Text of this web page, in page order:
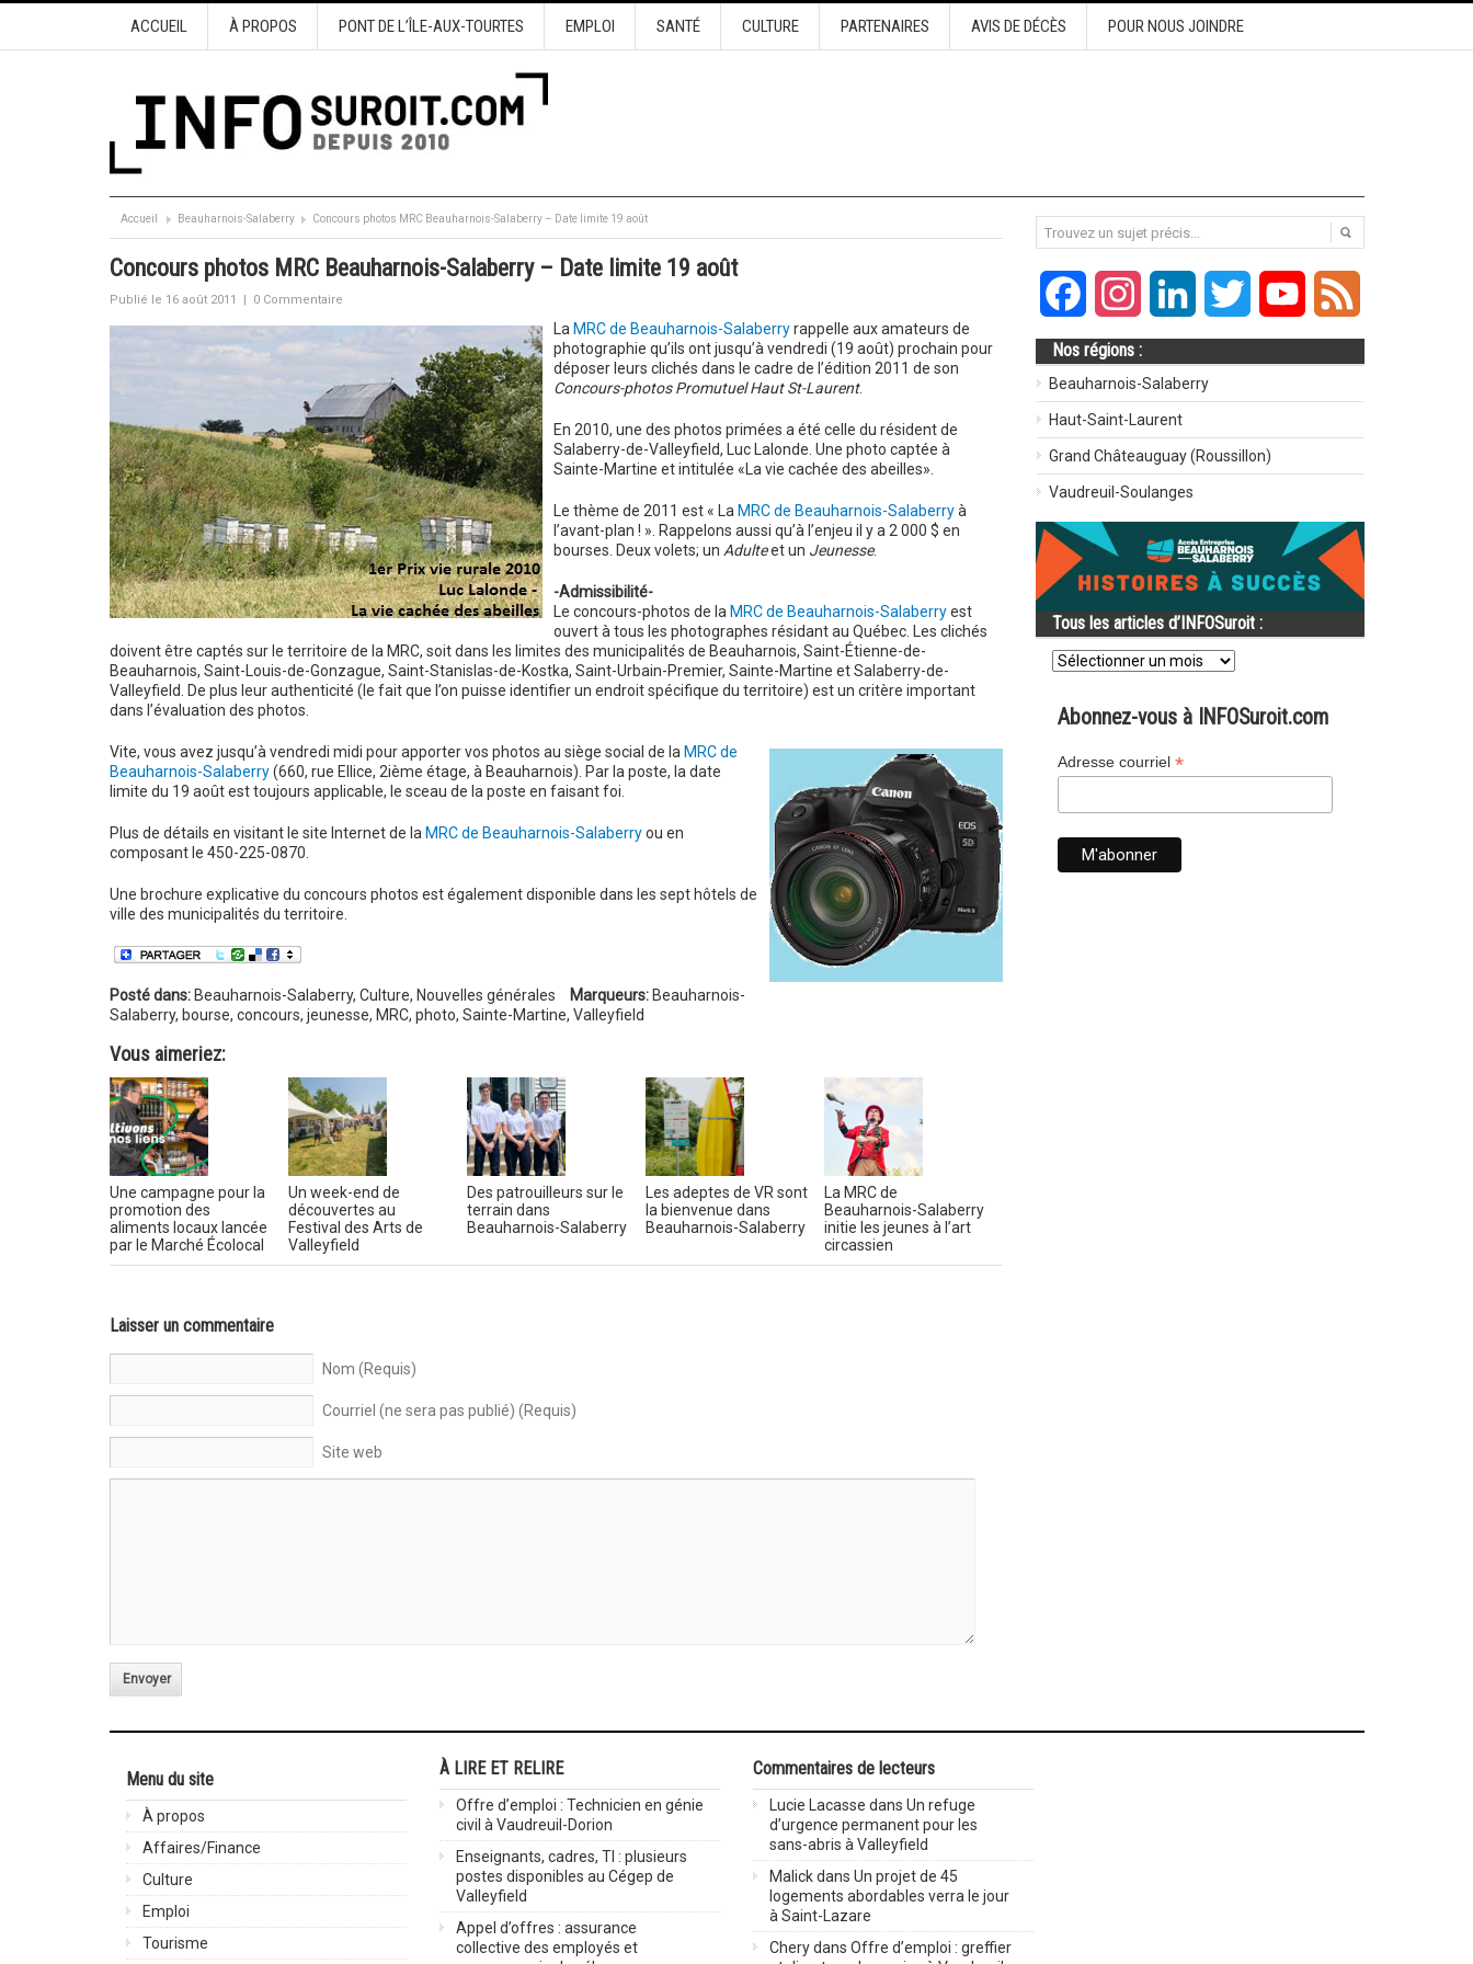
ACCUEIL À PROPOS PONT DE L’ÎLE-AUX-TOURTES EMPLOI SANTÉ CULTURE PARTENAIRES AVIS DE DÉCÈS POUR NOUS JOINDRE
Accueil Beauharnois-Salaberry Concours photos MRC Beauharnois-Salaberry – Date limite 19 août
Concours photos MRC Beauharnois-Salaberry – Date limite 19 août
Publié le 16 août 2011 | 0 Commentaire
La MRC de Beauharnois-Salaberryrappelle aux amateurs de
photographie qu’ils ont jusqu’à vendredi (19 août) prochain pour
déposer leurs clichés dans le cadre de l’édition 2011 de son
Concours-photos Promutuel Haut St-Laurent.
En 2010, une des photos primées a été celle du résident de
Salaberry-de-Valleyfield, Luc Lalonde. Une photo captée à
Sainte-Martine et intitulée «La vie cachée des abeilles».
Le thème de 2011 est « La MRC de Beauharnois-Salaberryà
l’avant-plan ! ». Rappelons aussi qu’à l’enjeu il y a 2 000 $ en
bourses. Deux volets; un Adulteet un Jeunesse.
-Admissibilité-
Le concours-photos de la MRC de Beauharnois-Salaberryest
ouvert à tous les photographes résidant au Québec. Les clichés
doivent être captés sur le territoire de la MRC, soit dans les limites des municipalités de Beauharnois, Saint-Étienne-de-
Beauharnois, Saint-Louis-de-Gonzague, Saint-Stanislas-de-Kostka, Saint-Urbain-Premier, Sainte-Martine et Salaberry-de-
Valleyfield. De plus leur authenticité (le fait que l’on puisse identifier un endroit spécifique du territoire) est un critère important
dans l’évaluation des photos.
Vite, vous avez jusqu’à vendredi midi pour apporter vos photos au siège social de la MRC de
Beauharnois-Salaberry(660, rue Ellice, 2ième étage, à Beauharnois). Par la poste, la date
limite du 19 août est toujours applicable, le sceau de la poste en faisant foi.
Plus de détails en visitant le site Internet de la MRC de Beauharnois-Salaberryou en
composant le 450-225-0870.
Une brochure explicative du concours photos est également disponible dans les sept hôtels de
ville des municipalités du territoire.
Posté dans: Beauharnois-Salaberry, Culture, Nouvelles générales Marqueurs: Beauharnois-
Salaberry, bourse, concours, jeunesse, MRC, photo, Sainte-Martine, Valleyfield
Vous aimeriez:
Une campagne pour la
promotion des
aliments locaux lancée
par le Marché Écolocal
Un week-end de
découvertes au
Festival des Arts de
Valleyfield
Des patrouilleurs sur le
terrain dans
Beauharnois-Salaberry
Les adeptes de VR sont
la bienvenue dans
Beauharnois-Salaberry
La MRC de
Beauharnois-Salaberry
initie les jeunes à l’art
circassien
Laisser un commentaire
Nom (Requis)
Courriel (ne sera pas publié) (Requis)
Site web
Envoyer
FacebookInstagramLinkedIn Twitter YouTube
Nos régions :
Beauharnois-Salaberry
Haut-Saint-Laurent
Grand Châteauguay (Roussillon)
Vaudreuil-Soulanges
Tous les articles d’INFOSuroit :
Tous
les
d’INFOSuroit
Abonnez-vous à INFOSuroit.com
Adresse courriel *
Menu du site
À propos
Affaires/Finance
Culture
Emploi
Tourisme
À LIRE ET RELIRE
Offre d’emploi : Technicien en génie
civil à Vaudreuil-Dorion
Enseignants, cadres, TI : plusieurs
postes disponibles au Cégep de
Valleyfield
Appel d’offres : assurance
collective des employés et
Commentaires de lecteurs
Lucie Lacasse dans Un refuge
d’urgence permanent pour les
sans-abris à Valleyfield
Malickdans Un projet de 45
logements abordables verra le jour
à Saint-Lazare
Cherydans Offre d’emploi : greffier